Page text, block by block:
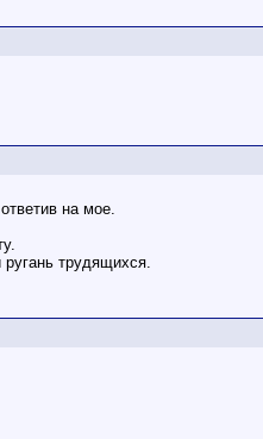
на мое.
трудящихся.